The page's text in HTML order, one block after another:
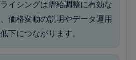
イシングは需給調整に有効な
価格変動の説明やデータ運用
下につながります。